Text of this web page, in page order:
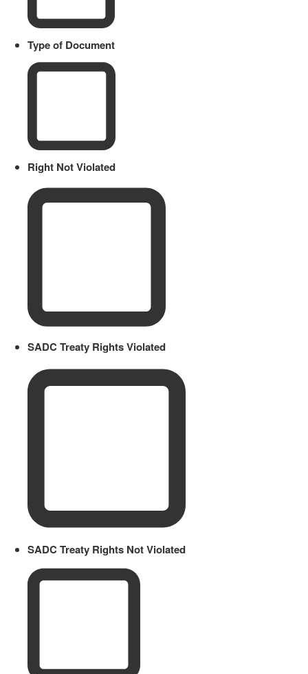
Type of Document
Right Not Violated
SADC Treaty Rights Violated
SADC Treaty Rights Not Violated